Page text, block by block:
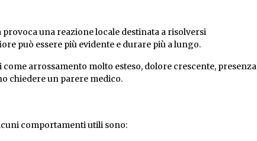
una reazione locale destinata a risolversi
può essere più evidente e durare più a lungo.
arrossamento molto esteso, dolore crescente, presenza
chiedere un parere medico.
comportamenti utili sono: